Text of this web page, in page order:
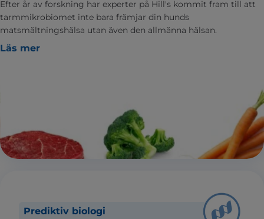
Efter år av forskning har experter på Hill's kommit fram till att
tarmmikrobiomet inte bara främjar din hunds
matsmältningshälsa utan även den allmänna hälsan.
Läs mer
Prediktiv biologi